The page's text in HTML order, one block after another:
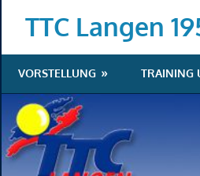
TTC Langen
VORSTELLUNG TRAINING